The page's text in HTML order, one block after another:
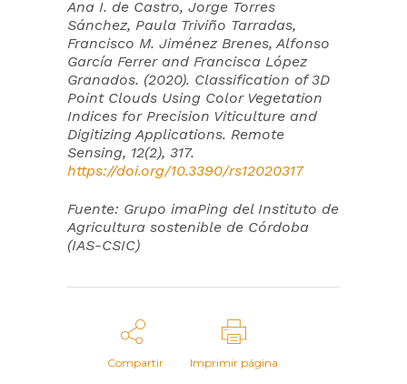
Ana I. de Castro, Jorge Torres
Sánchez, Paula Triviño Tarradas,
Francisco M. Jiménez Brenes, Alfonso
García Ferrer and Francisca López
Granados. (2020). Classification of 3D
Point Clouds Using Color Vegetation
Indices for Precision Viticulture and
Digitizing Applications. Remote
Sensing, 12(2), 317.
https://doi.org/10.3390/rs12020317
Fuente: Grupo imaPing del Instituto de
Agricultura sostenible de Córdoba
(IAS-CSIC)
Compartir Imprimir página